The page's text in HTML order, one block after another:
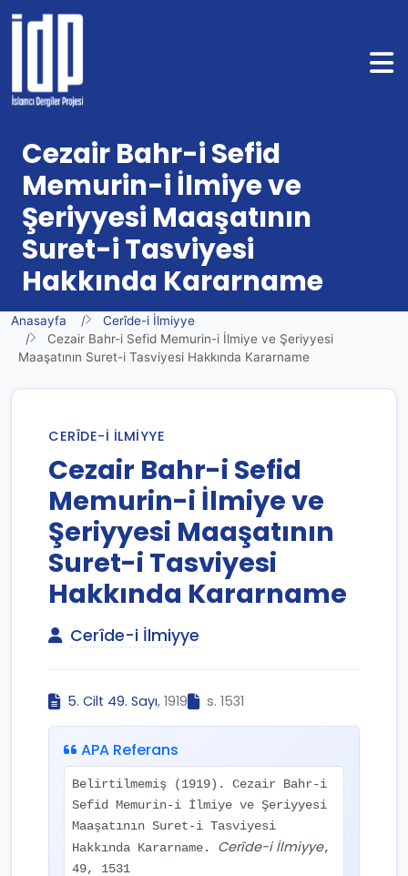
Cezair Bahr-i Sefid
Memurin-i İlmiye ve
Şeriyyesi Maaşatının
Suret-i Tasviyesi
Hakkında Kararname
Anasayfa
Cerîde-i İlmiyye
Cezair Bahr-i Sefid Memurin-i İlmiye ve Şeriyyesi
Maaşatının Suret-i Tasviyesi Hakkında Kararname
CERÎDE-I İLMIYYE
Cezair Bahr-i Sefid
Memurin-i İlmiye ve
Şeriyyesi Maaşatının
Suret-i Tasviyesi
Hakkında Kararname
Cerîde-i İlmiyye
5. Cilt 49. Sayı, 1919 s. 1531
APA Referans
Belirtilmemiş (1919). Cezair Bahr-i
Sefid Memurin-i İlmiye ve Şeriyyesi
Maaşatının Suret-i Tasviyesi
Hakkında Kararname. Cerîde-i İlmiyye,
49, 1531